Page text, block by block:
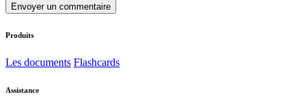
Envoyer un commentaire
Produits
Les documents Flashcards
Assistance